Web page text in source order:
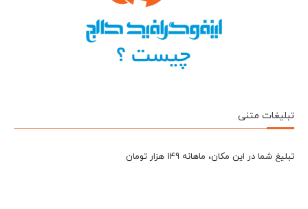
تبلیغات متنی
تبلیغ شما در این مکان، ماهانه 149 هزار تومان